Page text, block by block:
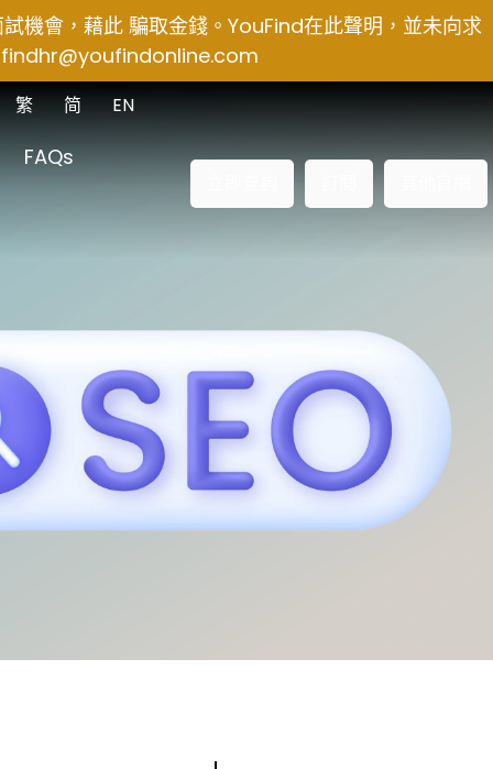
機會，藉此 騙取金錢。YouFind在此聲明，並未向求
EN
简
繁
FAQs